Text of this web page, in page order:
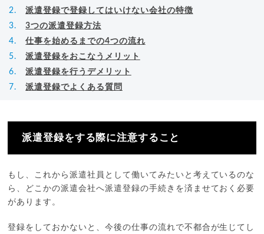
派遣登録で登録してはいけない会社の特徴
3つの派遣登録方法
仕事を始めるまでの4つの流れ
派遣登録をおこなうメリット
派遣登録を行うデメリット
派遣登録でよくある質問
派遣登録をする際に注意すること
もし、これから派遣社員として働いてみたいと考えているのな
ら、どこかの派遣会社へ派遣登録の手続きを済ませておく必要
があります。
登録をしておかないと、今後の仕事の流れで不都合が生じてし